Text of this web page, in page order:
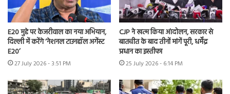
E20 मुद्दे पर केजरीवाल का नया अभियान,
दिल्ली में करेंगे ‘नेशनल टाउनहॉल अगेंस्ट
E20’
27 July 2026 - 3:51 PM
CJP ने खत्म किया आंदोलन, सरकार से
बातचीत के बाद तीनों मांगें पूरी, धर्मेंद्र
प्रधान का इस्तीफा
25 July 2026 - 6:14 PM